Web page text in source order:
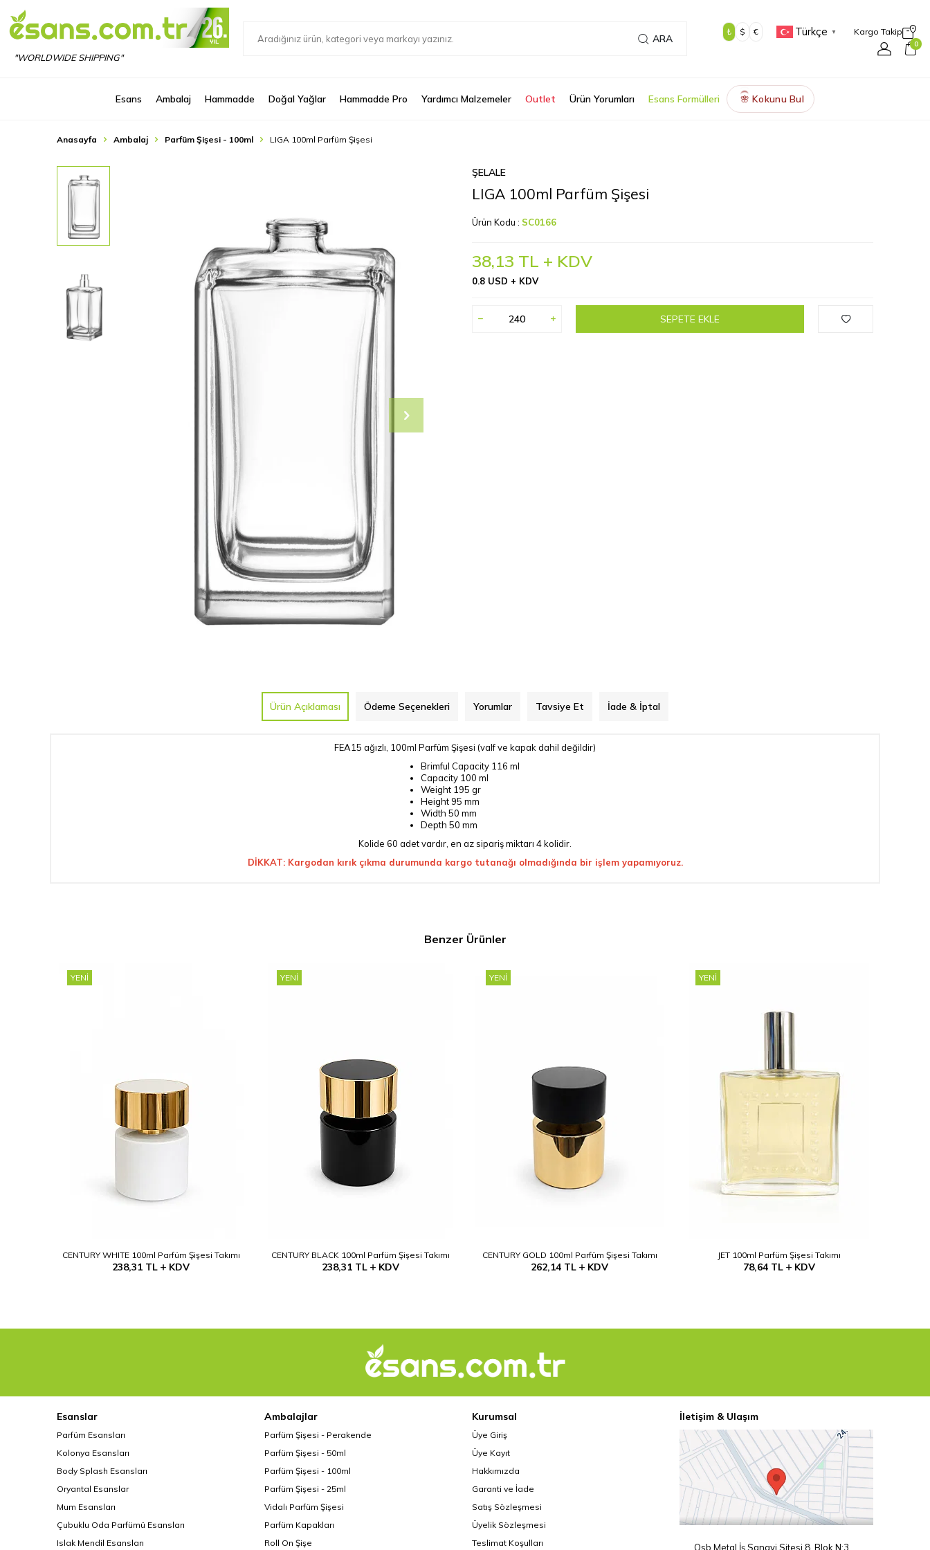
"WORLDWIDE SHIPPING"
ARA
₺ $ € Türkçe ▼ Kargo Takip
0
Esans Ambalaj Hammadde Doğal Yağlar Hammadde Pro Yardımcı Malzemeler Outlet Ürün Yorumları Esans Formülleri 🌸 Kokunu Bul
Anasayfa Ambalaj Parfüm Şişesi - 100ml LIGA 100ml Parfüm Şişesi
ŞELALE
LIGA 100ml Parfüm Şişesi
Ürün Kodu : SC0166
38,13 TL + KDV
0.8 USD + KDV
SEPETE EKLE
Ürün Açıklaması Ödeme Seçenekleri Yorumlar Tavsiye Et İade & İptal
FEA15 ağızlı, 100ml Parfüm Şişesi (valf ve kapak dahil değildir)
Brimful Capacity 116 ml
Capacity 100 ml
Weight 195 gr
Height 95 mm
Width 50 mm
Depth 50 mm
Kolide 60 adet vardır, en az sipariş miktarı 4 kolidir.
DİKKAT: Kargodan kırık çıkma durumunda kargo tutanağı olmadığında bir işlem yapamıyoruz.
Benzer Ürünler
YENI
CENTURY WHITE 100ml Parfüm Şişesi Takımı
238,31 TL KDV
YENI
CENTURY BLACK 100ml Parfüm Şişesi Takımı
238,31TL KDV
YENI
CENTURY GOLD 100ml Parfüm Şişesi Takımı
262,14 TL KDV
YENI
JET 100ml Parfüm Şişesi Takımı
78,64TL KDV
Esanslar
Parfüm Esansları
Kolonya Esansları
Body Splash Esansları
Oryantal Esanslar
Mum Esansları
Çubuklu Oda Parfümü Esansları
Islak Mendil Esansları
Ambalajlar
Parfüm Şişesi - Perakende
Parfüm Şişesi - 50ml
Parfüm Şişesi - 100ml
Parfüm Şişesi - 25ml
Vidalı Parfüm Şişesi
Parfüm Kapakları
Roll On Şişe
Kurumsal
Üye Giriş
Üye Kayıt
Hakkımızda
Garanti ve İade
Satış Sözleşmesi
Üyelik Sözleşmesi
Teslimat Koşulları
İletişim & Ulaşım
Osb Metal İş Sanayi Sitesi 8. Blok N:3,